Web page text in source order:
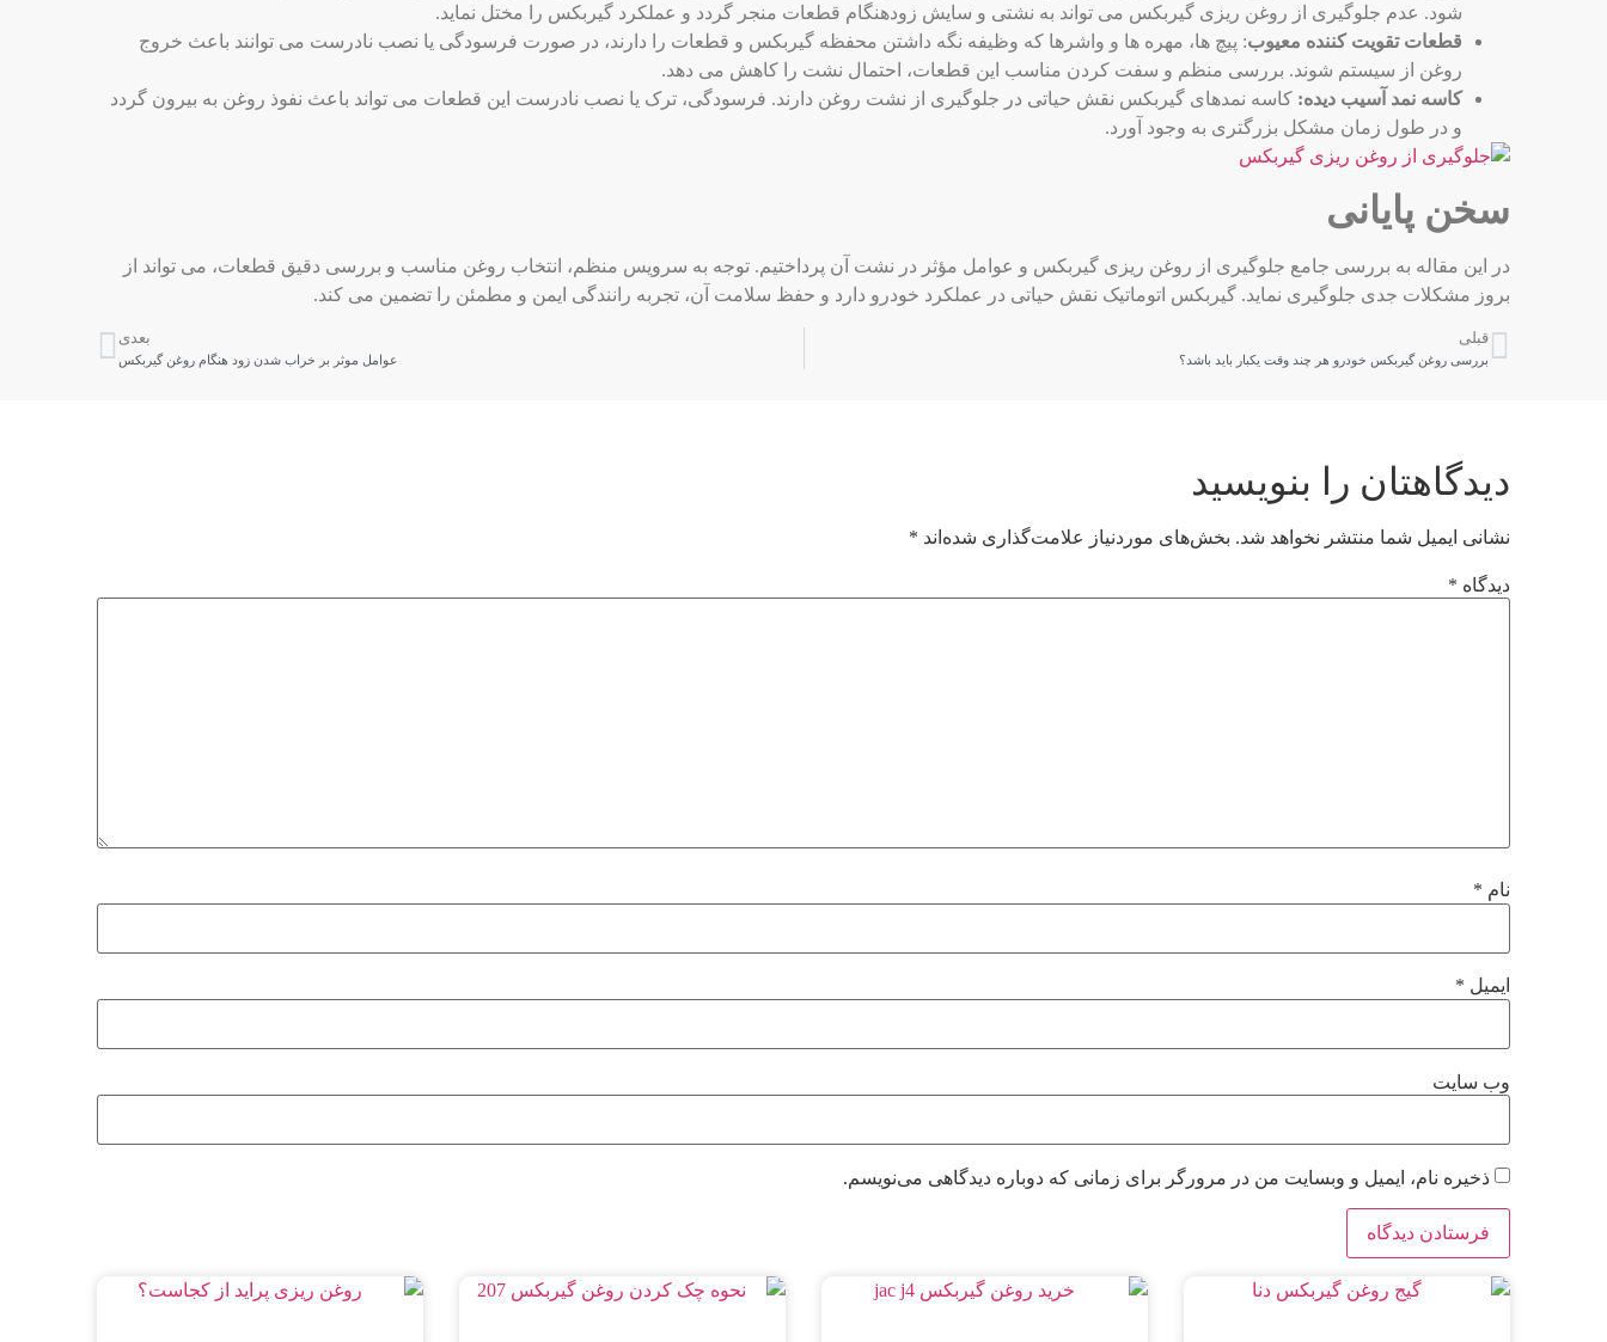
شود. عدم جلوگیری از روغن ریزی گیربکس می‌ تواند به نشتی و سایش زودهنگام قطعات منجر گردد و عملکرد گیربکس را مختل نماید.
قطعات تقویت ‌کننده معیوب: پیچ‌ ها، مهره‌ ها و واشرها که وظیفه نگه داشتن محفظه گیربکس و قطعات را دارند، در صورت فرسودگی یا نصب نادرست می‌ توانند باعث خروج
روغن از سیستم شوند. بررسی منظم و سفت کردن مناسب این قطعات، احتمال نشت را کاهش می‌ دهد.
کاسه نمد آسیب دیده: کاسه نمدهای گیربکس نقش حیاتی در جلوگیری از نشت روغن دارند. فرسودگی، ترک یا نصب نادرست این قطعات می‌ تواند باعث نفوذ روغن به بیرون گردد
و در طول زمان مشکل بزرگتری به وجود آورد.
سخن پایانی
در این مقاله به بررسی جامع جلوگیری از روغن ریزی گیربکس و عوامل مؤثر در نشت آن پرداختیم. توجه به سرویس منظم، انتخاب روغن مناسب و بررسی دقیق قطعات، می ‌تواند از
بروز مشکلات جدی جلوگیری نماید. گیربکس اتوماتیک نقش حیاتی در عملکرد خودرو دارد و حفظ سلامت آن، تجربه رانندگی ایمن و مطمئن را تضمین می‌ کند.
قبلی
بررسی روغن گیربکس خودرو هر چند وقت یکبار باید باشد؟
بعدی
عوامل موثر بر خراب شدن زود هنگام روغن گیربکس
دیدگاهتان را بنویسید
نشانی ایمیل شما منتشر نخواهد شد. بخش‌های موردنیاز علامت‌گذاری شده‌اند *
دیدگاه *
نام *
ایمیل *
وب‌ سایت
ذخیره نام، ایمیل و وبسایت من در مرورگر برای زمانی که دوباره دیدگاهی می‌نویسم.